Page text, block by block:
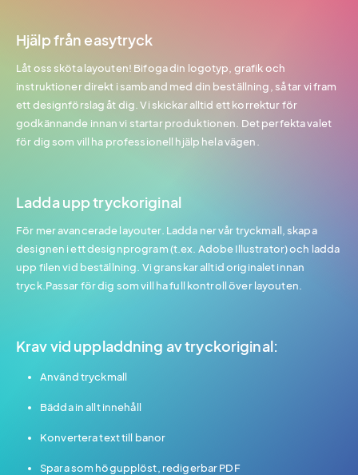
Hjälp från easytryck
Låt oss sköta layouten! Bifoga din logotyp, grafik och
instruktioner direkt i samband med din beställning, så tar vi fram
ett designförslag åt dig. Vi skickar alltid ett korrektur för
godkännande innan vi startar produktionen. Det perfekta valet
för dig som vill ha professionell hjälp hela vägen.
Ladda upp tryckoriginal
För mer avancerade layouter. Ladda ner vår tryckmall, skapa
designen i ett designprogram (t.ex. Adobe Illustrator) och ladda
upp filen vid beställning. Vi granskar alltid originalet innan
tryck.Passar för dig som vill ha full kontroll över layouten.
Krav vid uppladdning av tryckoriginal:
Använd tryckmall
Bädda in allt innehåll
Konvertera text till banor
Spara som högupplöst, redigerbar PDF